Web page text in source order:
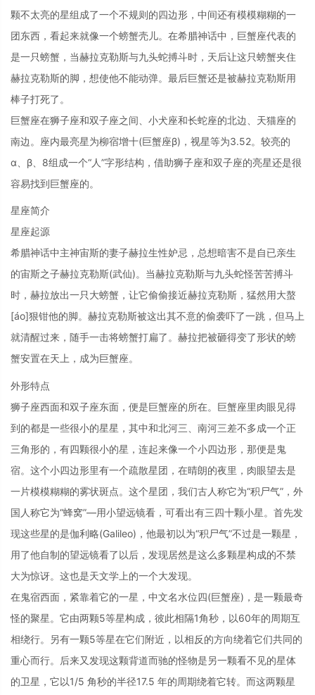
颗不太亮的星组成了一个不规则的四边形，中间还有模模糊糊的一
团东西，看起来就像一个螃蟹壳儿。在希腊神话中，巨蟹座代表的
是一只螃蟹，当赫拉克勒斯与九头蛇搏斗时，天后让这只螃蟹夹住
赫拉克勒斯的脚，想使他不能动弹。最后巨蟹还是被赫拉克勒斯用
棒子打死了。
巨蟹座在狮子座和双子座之间、小犬座和长蛇座的北边、天猫座的
南边。座内最亮星为柳宿增十(巨蟹座β)，视星等为3.52。较亮的
α、β、8组成一个“人”字形结构，借助狮子座和双子座的亮星还是很
容易找到巨蟹座的。
星座简介
星座起源
希腊神话中主神宙斯的妻子赫拉生性妒忌，总想暗害不是自已亲生
的宙斯之子赫拉克勒斯(武仙)。当赫拉克勒斯与九头蛇怪苦苦搏斗
时，赫拉放出一只大螃蟹，让它偷偷接近赫拉克勒斯，猛然用大螯
[áo]狠钳他的脚。赫拉克勒斯被这出其不意的偷袭吓了一跳，但马上
就清醒过来，随手一击将螃蟹打扁了。赫拉把被砸得变了形状的螃
蟹安置在天上，成为巨蟹座。
外形特点
狮子座西面和双子座东面，便是巨蟹座的所在。巨蟹座里肉眼见得
到的都是一些很小的星星，其中和北河三、南河三差不多成一个正
三角形的，有四颗很小的星，连起来像一个小四边形，那便是鬼
宿。这个小四边形里有一个疏散星团，在晴朗的夜里，肉眼望去是
一片模模糊糊的雾状斑点。这个星团，我们古人称它为“积尸气”，外
国人称它为“蜂窝”—用小望远镜看，可看出有三四十颗小星。首先发
现这些星的是伽利略(Galileo)，他最初以为“积尸气”不过是一颗星，
用了他自制的望远镜看了以后，发现居然是这么多颗星构成的不禁
大为惊讶。这也是天文学上的一个大发现。
在鬼宿西面，紧靠着它的一星，中文名水位四(巨蟹座)，是一颗最奇
怪的聚星。它由两颗5等星构成，彼此相隔1角秒，以60年的周期互
相绕行。另有一颗5等星在它们附近，以相反的方向绕着它们共同的
重心而行。后来又发现这颗背道而驰的怪物是另一颗看不见的星体
的卫星，它以1/5 角秒的半径17.5 年的周期绕着它转。而这两颗星